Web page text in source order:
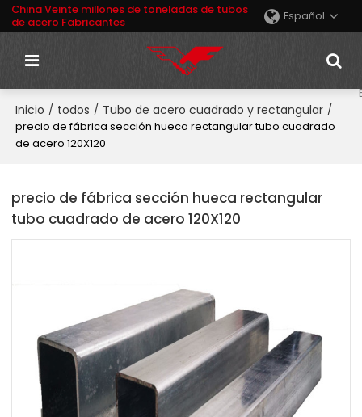
China Veinte millones de toneladas de tubos
de acero Fabricantes
Español
Inicio / todos / Tubo de acero cuadrado y rectangular /
precio de fábrica sección hueca rectangular tubo cuadrado
de acero 120X120
precio de fábrica sección hueca rectangular
tubo cuadrado de acero 120X120